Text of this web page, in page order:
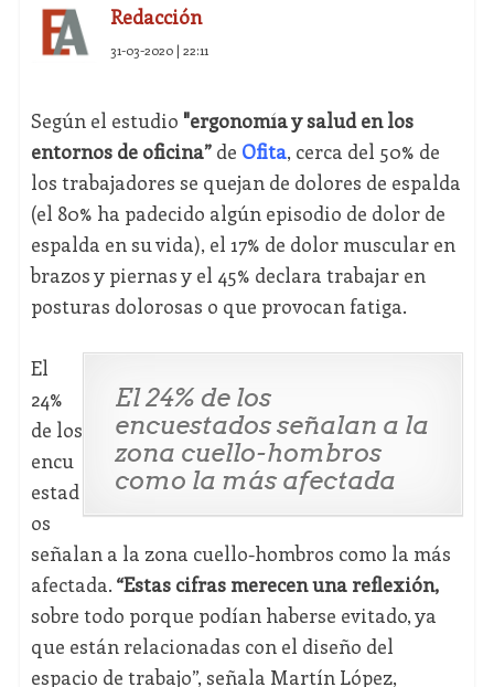
Redacción
31-03-2020 | 22:11
Según el estudio "ergonomía y salud en los
entornos de oficina”de Ofita, cerca del 50% de
los trabajadores se quejan de dolores de espalda
(el 80% ha padecido algún episodio de dolor de
espalda en su vida), el 17% de dolor muscular en
brazos y piernas y el 45% declara trabajar en
posturas dolorosas o que provocan fatiga.
El 24% de los
encuestados señalan a la
zona cuello-hombros
como la más afectada
El
24%
de los
encu
estad
os
señalan a la zona cuello-hombros como la más
afectada. “Estas cifras merecen una reflexión,
sobre todo porque podían haberse evitado, ya
que están relacionadas con el diseño del
espacio de trabajo”, señala Martín López,